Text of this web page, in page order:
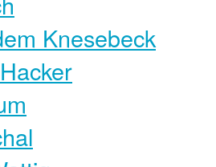
Knesebeck